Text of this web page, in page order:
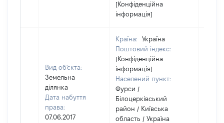
[Конфіденційна
інформація]
Вид об'єкта:
Земельна
ділянка
Дата набуття
права:
07.06.2017
Країна:
Україна
Поштовий індекс:
[Конфіденційна
інформація]
Населений пункт:
Фурси /
Білоцерківський
район / Київська
область / Україна